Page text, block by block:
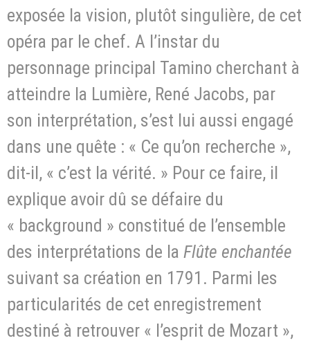
exposée la vision, plutôt singulière, de cet
opéra par le chef. A l’instar du
personnage principal Tamino cherchant à
atteindre la Lumière, René Jacobs, par
son interprétation, s’est lui aussi engagé
dans une quête : « Ce qu’on recherche »,
dit-il, « c’est la vérité. » Pour ce faire, il
explique avoir dû se défaire du
« background » constitué de l’ensemble
des interprétations de la Flûte enchantée
suivant sa création en 1791. Parmi les
particularités de cet enregistrement
destiné à retrouver « l’esprit de Mozart »,